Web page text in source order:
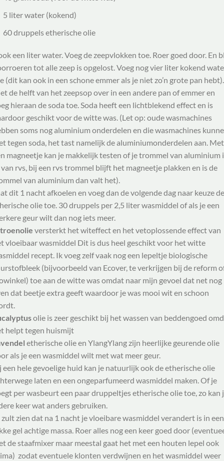
5 liter water (kokend)
60 druppels etherische olie
een liter water. Voeg de zeepvlokken toe. Roer goed door. En
tot alle zeep is opgelost. Voeg nog vier liter kokend
(dit kan ook in een schone emmer als je niet zo’n grote pan hebt).
de helft van het zeepsop over in een andere pan of emmer en
hieraan de soda toe. Soda heeft een lichtblekend effect en is
geschikt voor de witte was. (Let op: oude wasmachines
soms nog aluminium onderdelen en die wasmachines
tegen soda, het tast namelijk de aluminiumonderdelen aan. Met
magneetje kan je makkelijk testen of je trommel van aluminium
rvs, bij een rvs trommel blijft het magneetje plakken en is de
van aluminium dan valt het).
dit 1 nacht afkoelen en voeg dan de volgende dag naar keuze de
olie toe. 30 druppels per 2,5 liter wasmiddel of als je een
geur wilt dan nog iets meer.
versterkt het witeffect en het vetoplossende effect van
vloeibaar wasmiddel Dit is dus heel geschikt voor het witte
recept. Ik voeg zelf vaak nog een lepeltje biologische
(bijvoorbeeld van Ecover, te verkrijgen bij de reform
toe aan de witte was omdat naar mijn gevoel dat net nog
dat beetje extra geeft waardoor je was mooi wit en schoon
olie is zeer geschikt bij het wassen van beddengoed
helpt tegen huismijt
etherische olie en YlangYlang zijn heerlijke geurende olie
als je een wasmiddel wilt met wat meer geur.
een hele gevoelige huid kan je natuurlijk ook de etherische olie
laten en een ongeparfumeerd wasmiddel maken. Of je
per wasbeurt een paar druppeltjes etherische olie toe, zo kan
keer wat anders gebruiken.
zult zien dat na 1 nacht je vloeibare wasmiddel verandert is in een
gel achtige massa. Roer alles nog een keer goed door
de staafmixer maar meestal gaat het met een houten lepel ook
zodat eventuele klonten verdwijnen en het wasmiddel weer